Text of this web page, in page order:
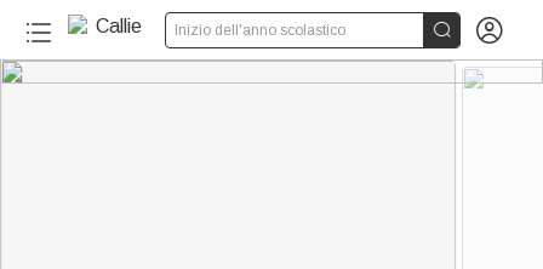
Inizio dell'anno scolastico  